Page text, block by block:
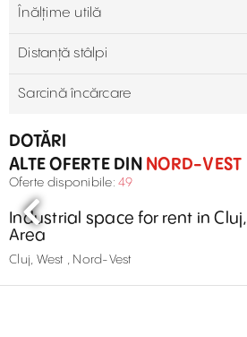
Înălțime utilă
Distanță stâlpi
Sarcină încărcare
DOTĂRI
ALTE OFERTE DINNORD-VEST
Oferte disponibile: 49
Industrial space for rent in
Area
Cluj, West , Nord-Vest